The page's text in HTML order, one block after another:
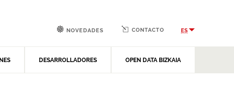
DESARROLLADORES OPEN DATA BIZKAIA
NOVEDADES CONTACTO ES